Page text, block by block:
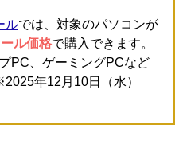
ルでは、対象のパソコンが
ル価格で購入できます。
PC、ゲーミングPCなど
年12月10日（水）